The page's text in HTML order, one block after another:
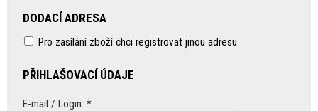
DODACÍ ADRESA
Pro zasílání zboží chci registrovat jinou adresu
PŘIHLAŠOVACÍ ÚDAJE
E-mail / Login: *